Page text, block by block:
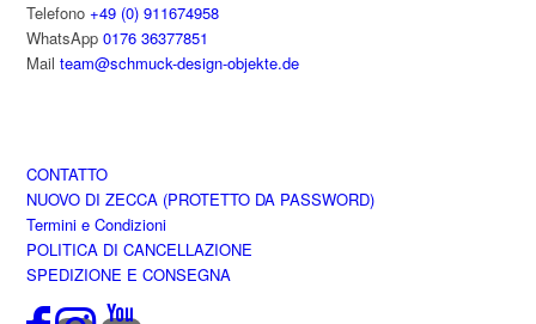
Telefono+49 (0) 911674958
WhatsApp0176 36377851
Mailteam@schmuck-design-objekte.de
CONTATTO
NUOVO DI ZECCA (PROTETTO DA PASSWORD)
Termini e Condizioni
POLITICA DI CANCELLAZIONE
SPEDIZIONE E CONSEGNA